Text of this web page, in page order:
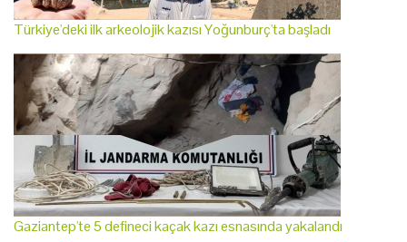
Türkiye'deki ilk arkeolojik kazısı Yoğunburç'ta başladı
Gaziantep'te 5 defineci kaçak kazı esnasında yakalandı